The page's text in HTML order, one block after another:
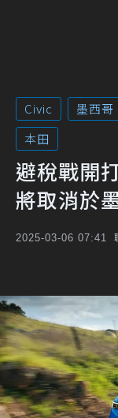
Civic 墨西哥
本田
避稅戰開
將取消於
2025-03-06 07:41